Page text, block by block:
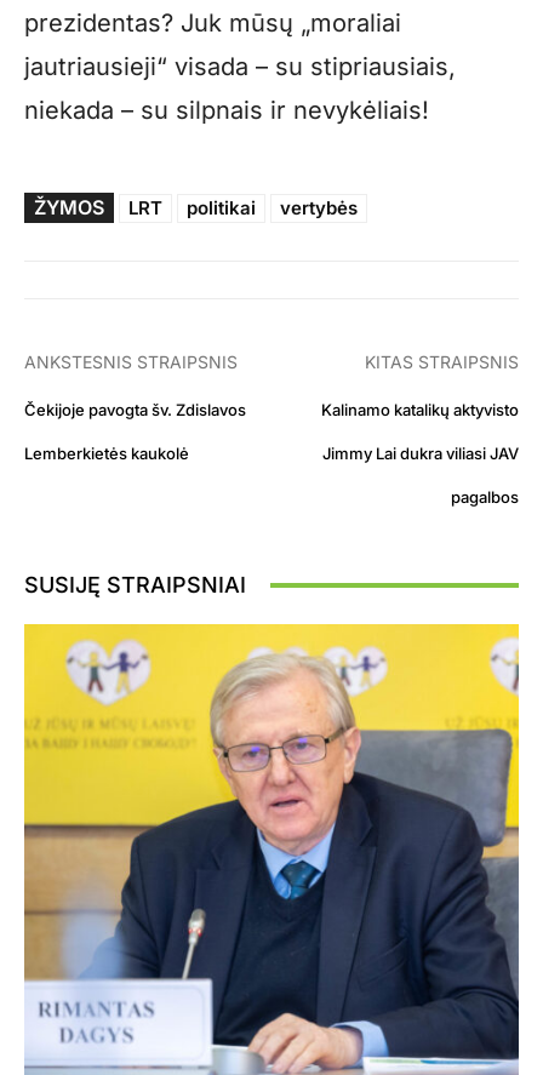
prezidentas? Juk mūsų „moraliai
jautriausieji“ visada – su stipriausiais,
niekada – su silpnais ir nevykėliais!
ŽYMOS LRT politikai vertybės
ANKSTESNIS STRAIPSNIS
Čekijoje pavogta šv. Zdislavos
Lemberkietės kaukolė
KITAS STRAIPSNIS
Kalinamo katalikų aktyvisto
Jimmy Lai dukra viliasi JAV
pagalbos
SUSIJĘ STRAIPSNIAI